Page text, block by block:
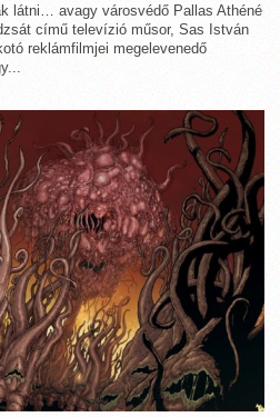
látni… avagy városvédő Pallas Athéné
című televízió műsor, Sas István
reklámfilmjei megelevenedő